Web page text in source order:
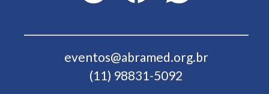
eventos@abramed.org.br
(11) 98831-5092